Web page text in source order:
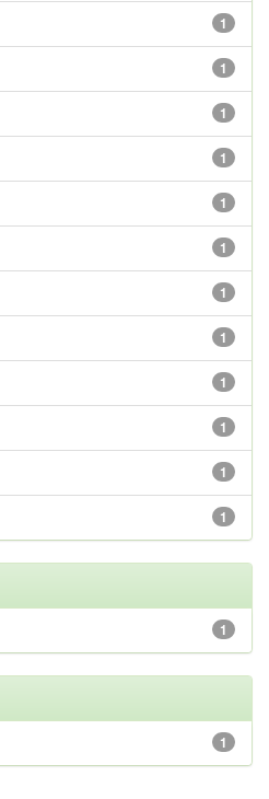
1
1
1
1
1
1
1
1
1
1
1
1
1
1